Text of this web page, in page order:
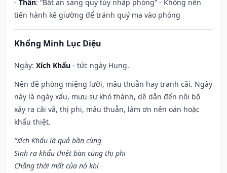
- Thân: “Bất an sàng quỷ túy nhập phòng” - Không nên
tiến hành kê giường để tránh quỷ ma vào phòng
Khổng Minh Lục Diệu
Ngày: Xích Khẩu - tức ngày Hung.
Nên đề phòng miệng lưỡi, mâu thuẫn hay tranh cãi. Ngày
này là ngày xấu, mưu sự khó thành, dễ dẫn đến nội bộ
xảy ra cãi vã, thị phi, mâu thuẫn, làm ơn nên oán hoặc
khẩu thiệt.
“Xích Khẩu là quả bần cùng
Sinh ra khẩu thiệt bàn cùng thị phi
Chẳng thời mất của nó khi